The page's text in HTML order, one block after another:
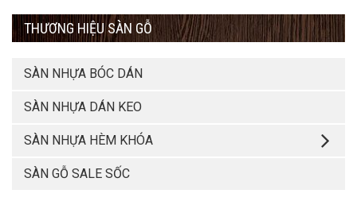
THƯƠNG HIỆU SÀN GỖ
SÀN NHỰA BÓC DÁN
SÀN NHỰA DÁN KEO
SÀN NHỰA HÈM KHÓA
SÀN GỖ SALE SỐC